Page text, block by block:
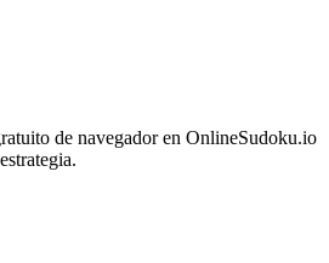
de navegador en OnlineSudoku.io